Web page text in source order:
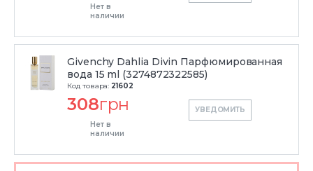
Нет в
наличии
Givenchy Dahlia Divin Парфюмированная
вода 15 ml (3274872322585)
Код товара: 21602
308грн
Нет в
наличии
УВЕДОМИТЬ